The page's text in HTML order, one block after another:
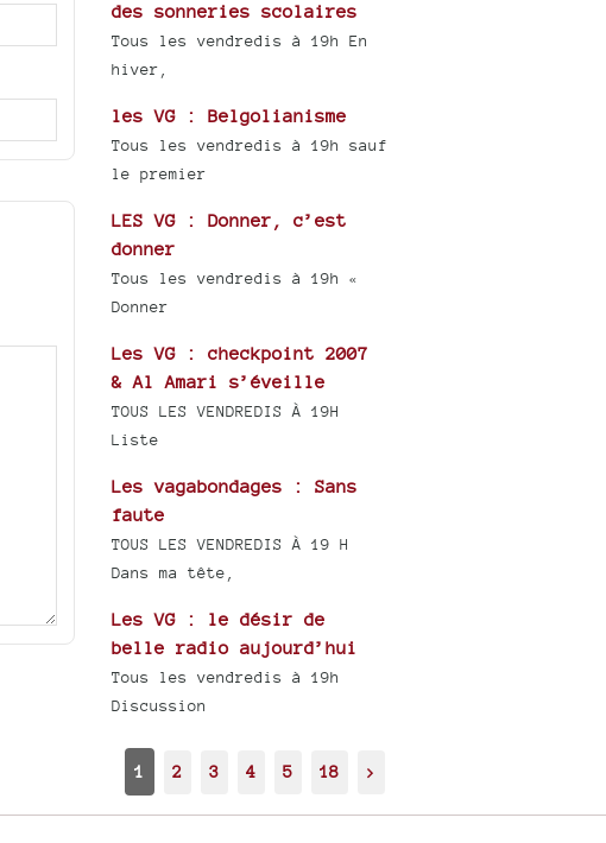
des sonneries scolaires
Tous les vendredis à 19h En
hiver,
les VG : Belgolianisme
Tous les vendredis à 19h sauf
le premier
LES VG : Donner, c’est
donner
Tous les vendredis à 19h «
Donner
Les VG : checkpoint 2007
& Al Amari s’éveille
TOUS LES VENDREDIS À 19H
Liste
Les vagabondages : Sans
faute
TOUS LES VENDREDIS À 19 H
Dans ma tête,
Les VG : le désir de
belle radio aujourd’hui
Tous les vendredis à 19h
Discussion
1 2 3 4 5 18 >